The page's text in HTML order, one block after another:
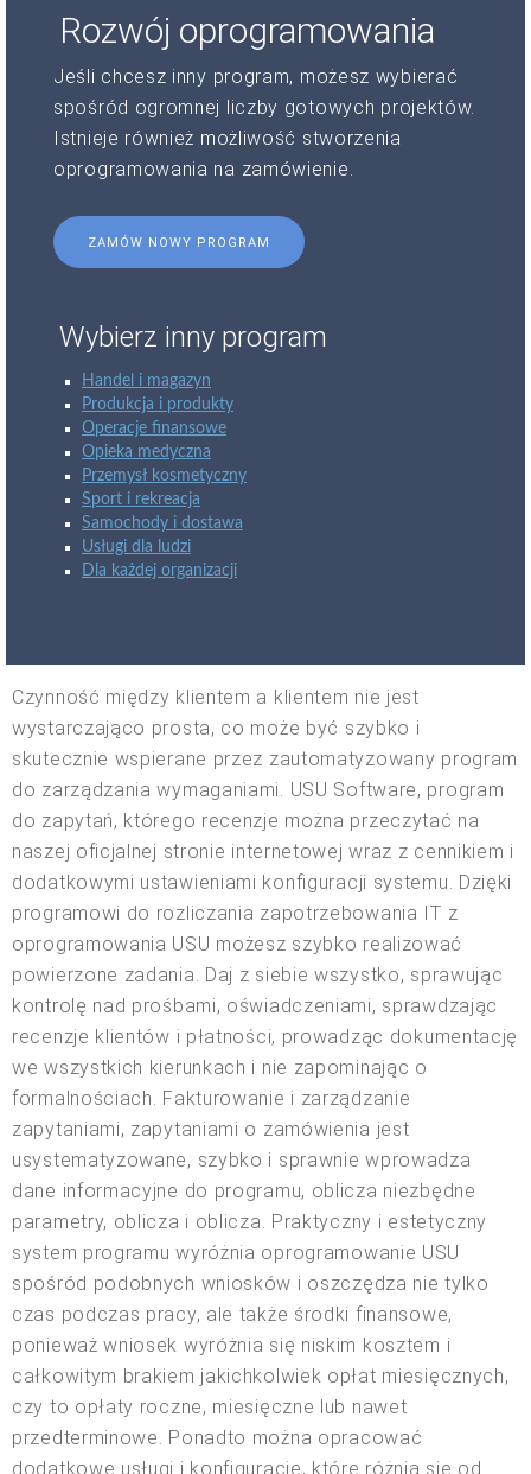
Rozwój oprogramowania
Jeśli chcesz inny program, możesz wybierać
spośród ogromnej liczby gotowych projektów.
Istnieje również możliwość stworzenia
oprogramowania na zamówienie.
ZAMÓW NOWY PROGRAM
Wybierz inny program
Handel i magazyn
Produkcja i produkty
Operacje finansowe
Opieka medyczna
Przemysł kosmetyczny
Sport i rekreacja
Samochody i dostawa
Usługi dla ludzi
Dla każdej organizacji
Czynność między klientem a klientem nie jest
wystarczająco prosta, co może być szybko i
skutecznie wspierane przez zautomatyzowany program
do zarządzania wymaganiami. USU Software, program
do zapytań, którego recenzje można przeczytać na
naszej oficjalnej stronie internetowej wraz z cennikiem i
dodatkowymi ustawieniami konfiguracji systemu. Dzięki
programowi do rozliczania zapotrzebowania IT z
oprogramowania USU możesz szybko realizować
powierzone zadania. Daj z siebie wszystko, sprawując
kontrolę nad prośbami, oświadczeniami, sprawdzając
recenzje klientów i płatności, prowadząc dokumentację
we wszystkich kierunkach i nie zapominając o
formalnościach. Fakturowanie i zarządzanie
zapytaniami, zapytaniami o zamówienia jest
usystematyzowane, szybko i sprawnie wprowadza
dane informacyjne do programu, oblicza niezbędne
parametry, oblicza i oblicza. Praktyczny i estetyczny
system programu wyróżnia oprogramowanie USU
spośród podobnych wniosków i oszczędza nie tylko
czas podczas pracy, ale także środki finansowe,
ponieważ wniosek wyróżnia się niskim kosztem i
całkowitym brakiem jakichkolwiek opłat miesięcznych,
czy to opłaty roczne, miesięczne lub nawet
przedterminowe. Ponadto można opracować
dodatkowe usługi i konfiguracje, które różnią się od